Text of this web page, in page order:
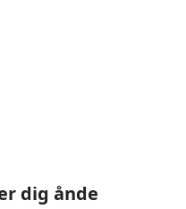
dig ånde